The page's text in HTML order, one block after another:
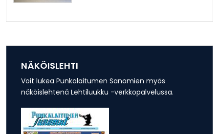
NÄKÖISLEHTI
Voit lukea Punkalaitumen Sanomien myös
näköislehtenä Lehtiluukku -verkkopalvelussa.